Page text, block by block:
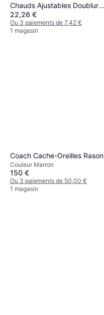
Chauds Ajustables Doublure
Polaire
22,26 €
Ou 3 paiements de 7,42 €
1 magasin
Coach Cache-Oreilles Rason
Couleur Marron
150 €
Ou 3 paiements de 50,00 €
1 magasin